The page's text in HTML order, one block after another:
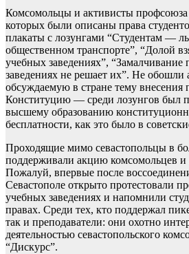
Комсомольцы и активисты профсоюза
которых были описаны права
плакаты с лозунгами “Студентам —
общественном транспорте”, “Долой
учебных заведениях”,
заведениях не решает их”. Не обошли
обсуждаемую в стране тему внесения
Конституцию — среди лозунгов был
высшему образованию
бесплатности, как это было в
Проходящие мимо севастопольцы в
поддерживали акцию комсомольцев и
Пожалуй, впервые после
Севастополе открыто протестовали
учебных заведениях и напомнили
правах. Среди тех, кто поддержал
так и преподаватели: они охотно
деятельностью севастопольского
“Дискурс”.